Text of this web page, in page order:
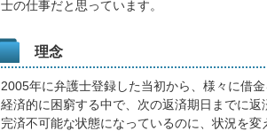
士の仕事だと思っています。
理念
2005年に弁護士登録した当初から、様々に借
経済的に困窮する中で、次の返済期日までに返
完済不可能な状態になっているのに、状況を